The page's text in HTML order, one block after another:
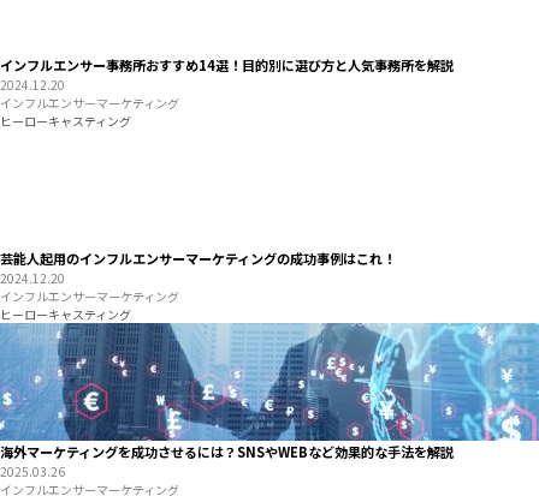
インフルエンサー事務所おすすめ14選！目的別に選び方と人気事務所を解説
2024.12.20
インフルエンサーマーケティング
ヒーローキャスティング
芸能人起用のインフルエンサーマーケティングの成功事例はこれ！
2024.12.20
インフルエンサーマーケティング
ヒーローキャスティング
海外マーケティングを成功させるには？SNSやWEBなど効果的な手法を解説
2025.03.26
インフルエンサーマーケティング